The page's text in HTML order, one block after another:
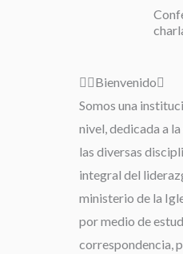
Bienvenido
Somos una
nivel, dedicada a
las diversas
integral del
ministerio de la
por medio de
correspondencia,